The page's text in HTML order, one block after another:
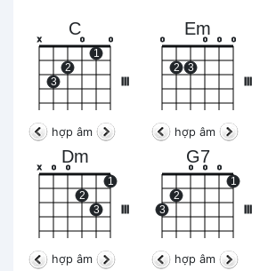
C
x
3
2
o
1
o
hợp âm
Em
o
2 3
o o o
hợp âm
Dm
III
x o o
2
3
1
hợp âm
G7
3
2
o o o
1
hợp âm